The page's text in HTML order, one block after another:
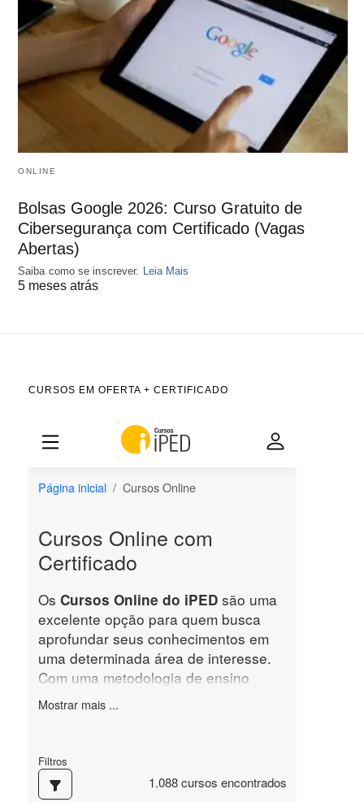
ONLINE
Bolsas Google 2026: Curso Gratuito de
Cibersegurança com Certificado (Vagas
Abertas)
Saiba como se inscrever. Leia Mais
5 meses atrás
CURSOS EM OFERTA + CERTIFICADO